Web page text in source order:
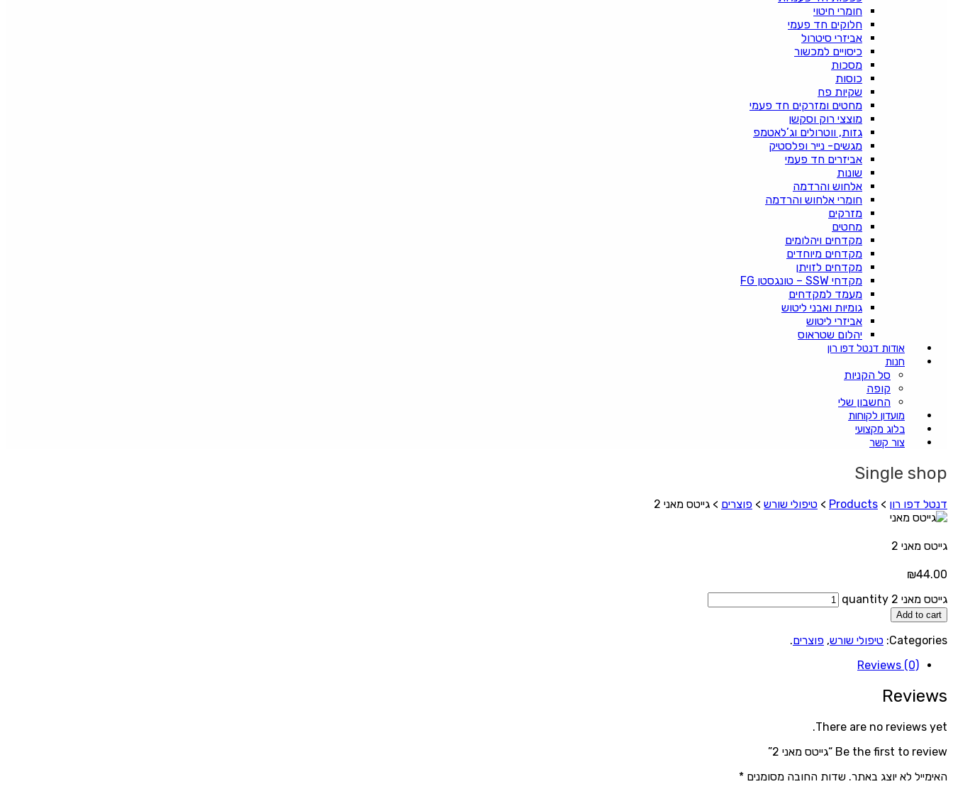
חומרי חיטוי
חלוקים חד פעמי
אביזרי סיטרול
כיסויים למכשור
מסכות
כוסות
שקיות פח
מחטים ומזרקים חד פעמי
מוצצי רוק וסקשן
גזות, ווטרולים וג’לאטמפ
מגשים- נייר ופלסטיק
אביזרים חד פעמי
שונות
אלחוש והרדמה
חומרי אלחוש והרדמה
מזרקים
מחטים
מקדחים ויהלומים
מקדחים מיוחדים
מקדחים לזויתן
מקדחי SSW – טונגסטן FG
מעמד למקדחים
גומיות ואבני ליטוש
אביזרי ליטוש
יהלום שטראוס
אודות דנטל דפו רון
חנות
סל הקניות
קופה
החשבון שלי
מועדון לקוחות
בלוג מקצועי
צור קשר
Single shop
דנטל דפו רון >
Products
> טיפולי שורש > פוצרים > גייטס מאני 2
גייטס מאני 2
₪44.00
גייטס מאני 2 quantity
Add to cart
Categories: טיפולי שורש, פוצרים.
Reviews (0)
Reviews
There are no reviews yet.
Be the first to review “גייטס מאני 2”
האימייל לא יוצג באתר. שדות החובה מסומנים *